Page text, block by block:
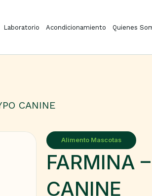
Laboratorio Acondicionamiento Quienes
CANINE
Alimento Mascotas
FARMINA
CANINE